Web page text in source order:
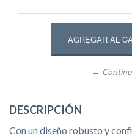
←
DESCRIPCIÓN
Con un diseño robusto y